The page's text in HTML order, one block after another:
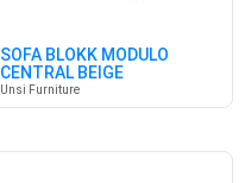
SOFA BLOKK MODULO
CENTRAL BEIGE
Unsi Furniture